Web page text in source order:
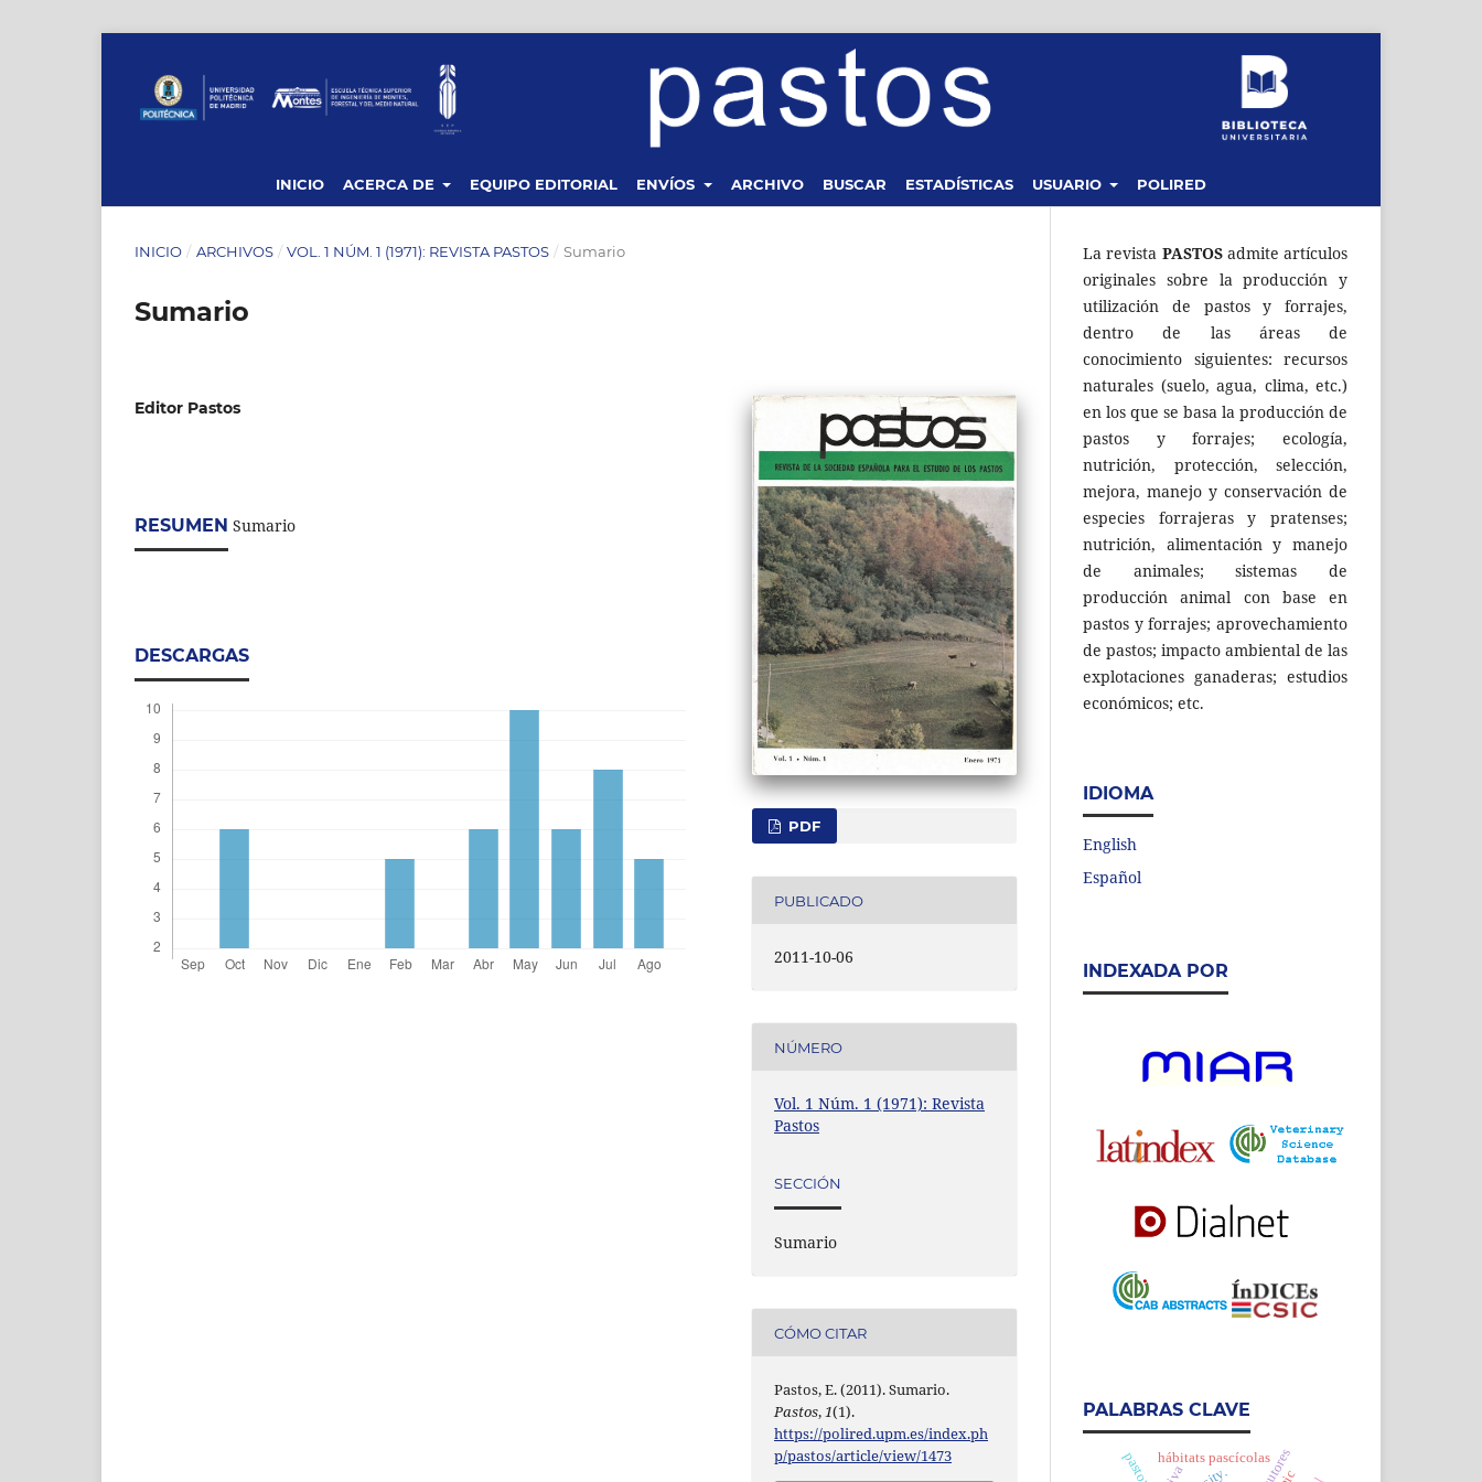
INICIO ACERCA DE EQUIPO EDITORIAL ENVÍOS ARCHIVO BUSCAR ESTADÍSTICAS USUARIO POLIRED
INICIO / ARCHIVOS / VOL. 1 NÚM. 1 (1971): REVISTA PASTOS / Sumario
Sumario
Editor Pastos
RESUMEN Sumario
DESCARGAS
PDF
PUBLICADO
2011-10-06
NÚMERO
Vol. 1 Núm. 1 (1971): Revista
Pastos
SECCIÓN
Sumario
CÓMO CITAR
Pastos, E. (2011). Sumario.
Pastos,1(1).
https://polired.upm.es/index.ph
p/pastos/article/view/1473
La revista PASTOSadmite artículos
originales sobre la producción y
utilización de pastos y forrajes,
dentro de las áreas de
conocimiento siguientes: recursos
naturales (suelo, agua, clima, etc.)
en los que se basa la producción de
pastos y forrajes; ecología,
nutrición, protección, selección,
mejora, manejo y conservación de
especies forrajeras y pratenses;
nutrición, alimentación y manejo
de animales; sistemas de
producción animal con base en
pastos y forrajes; aprovechamiento
de pastos; impacto ambiental de las
explotaciones ganaderas; estudios
económicos; etc.
IDIOMA
English
Español
INDEXADA POR
PALABRAS CLAVE
hábitats pascícolas